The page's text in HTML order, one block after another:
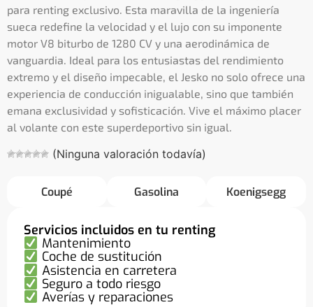
para renting exclusivo. Esta maravilla de la ingeniería
sueca redefine la velocidad y el lujo con su imponente
motor V8 biturbo de 1280 CV y una aerodinámica de
vanguardia. Ideal para los entusiastas del rendimiento
extremo y el diseño impecable, el Jesko no solo ofrece una
experiencia de conducción inigualable, sino que también
emana exclusividad y sofisticación. Vive el máximo placer
al volante con este superdeportivo sin igual.
(Ninguna valoración todavía)
Coupé Gasolina Koenigsegg
Servicios incluidos en tu renting
Mantenimiento
Coche de sustitución
Asistencia en carretera
Seguro a todo riesgo
Averías y reparaciones